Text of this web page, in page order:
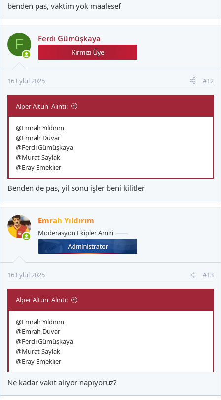
benden pas, vaktim yok maalesef
F Ferdi Gümüşkaya
16 Eylül 2025 #12
Alper Altun' Alıntı:
@Emrah Yıldırım
@Emrah Duvar
@Ferdi Gümüşkaya
@Murat Saylak
@Eray Emeklier
Benden de pas, yil sonu işler beni kilitler
Emrah Yıldırım
Moderasyon Ekipler Amiri
16 Eylül 2025 #13
Alper Altun' Alıntı:
@Emrah Yıldırım
@Emrah Duvar
@Ferdi Gümüşkaya
@Murat Saylak
@Eray Emeklier
Ne kadar vakit alıyor napıyoruz?